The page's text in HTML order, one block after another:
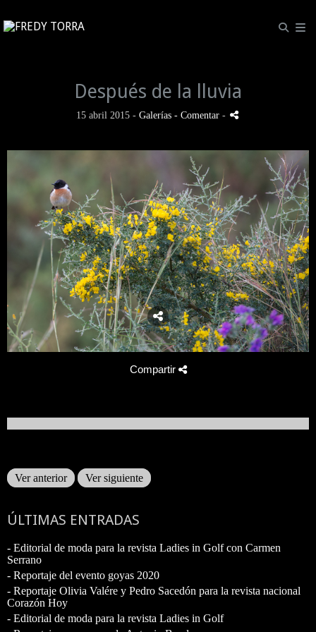
Después de la lluvia
15 abril 2015 - Galerías - Comentar -
Compartir
Ver anterior Ver siguiente
ÚLTIMAS ENTRADAS
- Editorial de moda para la revista Ladies in Golf con Carmen
Serrano
- Reportaje del evento goyas 2020
- Reportaje Olivia Valére y Pedro Sacedón para la revista nacional
Corazón Hoy
- Editorial de moda para la revista Ladies in Golf